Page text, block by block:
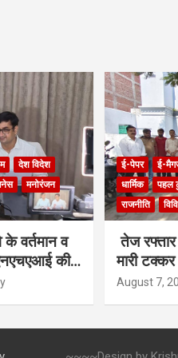
देश विदेश
मनोरंजन
वर्तमान व
की
ई-पेपर ई-
धार्मिक
पहल
राजनीति
तेज रफ्तार
मारी
August 7,